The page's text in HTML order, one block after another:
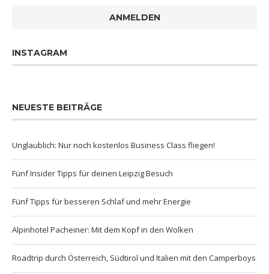
ANMELDEN
INSTAGRAM
NEUESTE BEITRÄGE
Unglaublich: Nur noch kostenlos Business Class fliegen!
Fünf Insider Tipps für deinen Leipzig Besuch
Fünf Tipps für besseren Schlaf und mehr Energie
Alpinhotel Pacheiner: Mit dem Kopf in den Wolken
Roadtrip durch Österreich, Südtirol und Italien mit den Camperboys